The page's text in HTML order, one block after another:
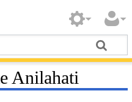
Anilahati